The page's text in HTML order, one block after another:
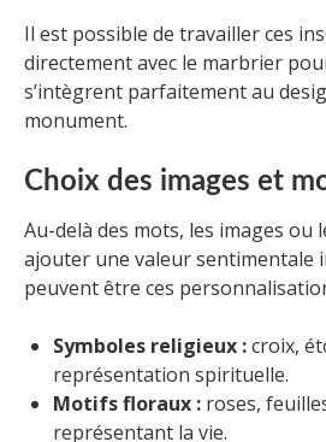
Il est possible de travailler ces
directement avec le marbrier
s’intègrent parfaitement au
monument.
Choix des images et
Au-delà des mots, les images ou
ajouter une valeur sentimentale
peuvent être ces
Symboles religieux :croix,
représentation spirituelle.
Motifs floraux : roses,
représentant la vie.